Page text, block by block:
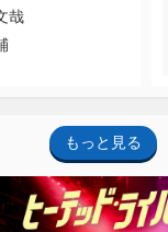
哉
もっと見る